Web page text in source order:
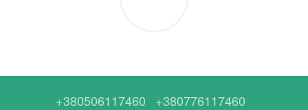
+380506117460 +380776117460